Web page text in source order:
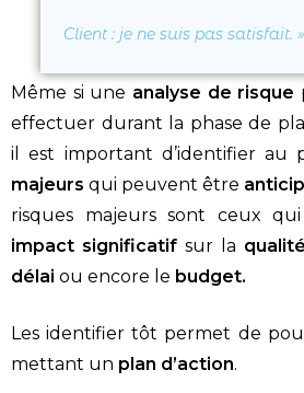
Client : je ne suis pas satisfait. »
Même si une analyse de risque
effectuer durant la phase de
il est important d’identifier au
majeurs qui peuvent être
risques majeurs sont ceux
impact significatifsur la qualité
délai ou encore le budget.
Les identifier tôt permet de
mettant un plan d’action.